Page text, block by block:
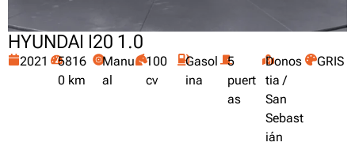
HYUNDAI I20 1.0
2021
5816
0 km
Manu
al
100
cv
Gasol
ina
5
puert
as
Donos
tia /
San
Sebast
ián
GRIS